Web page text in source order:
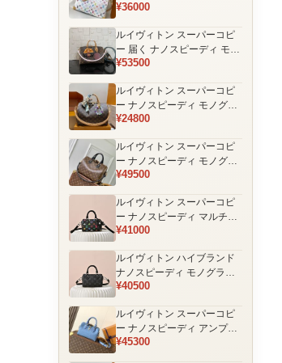
カラー ホワイト ゴールド金
バッグ
¥36000
ルイヴィトン スーパーコピ
ー 届く ナノスピーディ モノ
グラム ポーチ付き ミニボス
品
¥53500
ルイヴィトン スーパーコピ
ー ナノスピーディ モノグラ
ム 編み込みストラップ ミニ
気モデル
¥24800
ルイヴィトン スーパーコピ
ー ナノスピーディ モノグラ
ム ブラックハンドル 2WAY
¥49500
ルイヴィトン スーパーコピ
ー ナノスピーディ マルチカ
ラーモノグラム ミニボスト
ス
¥41000
ルイヴィトン ハイブランド
ナノスピーディ モノグラム
シャドウ 2WAYミニバッグ
¥40500
ルイヴィトン スーパーコピ
ー ナノスピーディ アンプラ
ントレザー ミニボストンバ
¥45300